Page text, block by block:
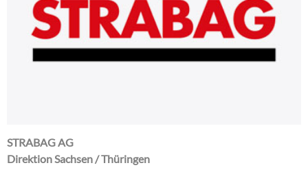
STRABAG AG
Direktion Sachsen / Thüringen